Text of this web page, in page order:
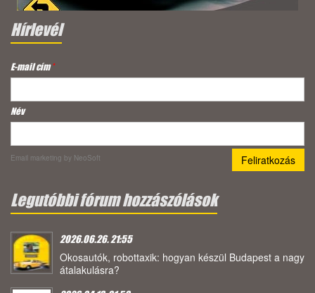
Hírlevél
E-mail cím*
Név
Email marketing by NeoSoft
Legutóbbi fórum hozzászólások
2026.06.26. 21:55
Okosautók, robottaxik: hogyan készül Budapest a nagy
átalakulásra?